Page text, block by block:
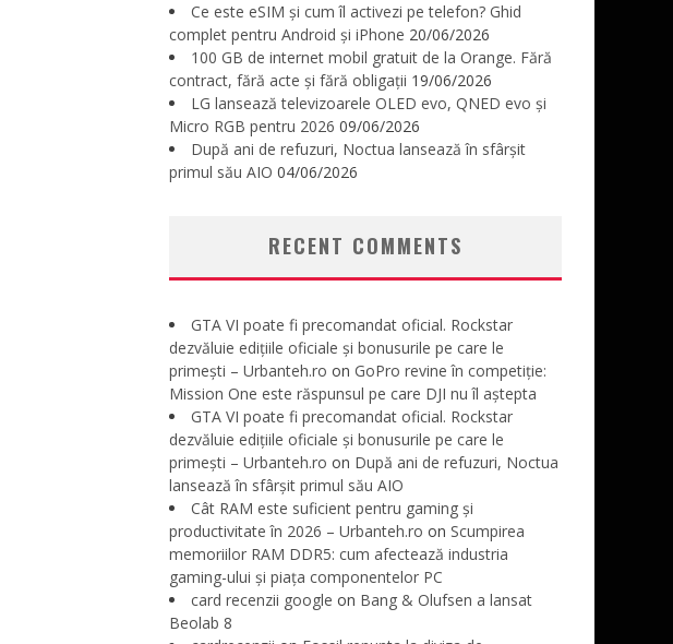
Ce este eSIM și cum îl activezi pe telefon? Ghid
complet pentru Android și iPhone 20/06/2026
100 GB de internet mobil gratuit de la Orange. Fără
contract, fără acte și fără obligații 19/06/2026
LG lansează televizoarele OLED evo, QNED evo și
Micro RGB pentru 2026 09/06/2026
După ani de refuzuri, Noctua lansează în sfârșit
primul său AIO 04/06/2026
RECENT COMMENTS
GTA VI poate fi precomandat oficial. Rockstar
dezvăluie edițiile oficiale și bonusurile pe care le
primești – Urbanteh.ro on GoPro revine în competiție:
Mission One este răspunsul pe care DJI nu îl aștepta
GTA VI poate fi precomandat oficial. Rockstar
dezvăluie edițiile oficiale și bonusurile pe care le
primești – Urbanteh.ro on După ani de refuzuri, Noctua
lansează în sfârșit primul său AIO
Cât RAM este suficient pentru gaming și
productivitate în 2026 – Urbanteh.ro on Scumpirea
memoriilor RAM DDR5: cum afectează industria
gaming-ului și piața componentelor PC
card recenzii google on Bang & Olufsen a lansat
Beolab 8